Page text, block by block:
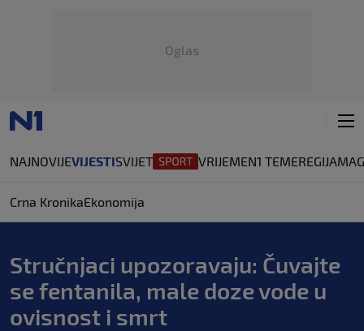
Oglas
NAJNOVIJEVIJESTISVIJET VRIJEMEN1 TEMEREGIJA
Crna KronikaEkonomija
Stručnjaci upozoravaju: Čuvajte
se fentanila, male doze vode u
ovisnost i smrt